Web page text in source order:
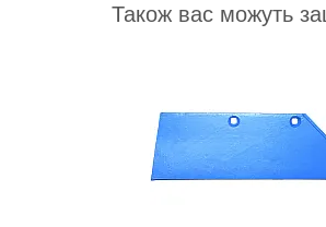
Також вас можуть